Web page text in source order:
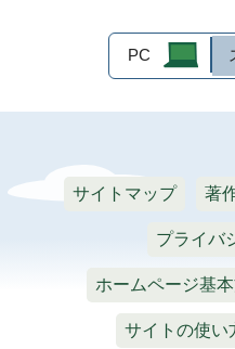
PC
サイトマップ 著
プライバ
ホームページ基
サイトの使い